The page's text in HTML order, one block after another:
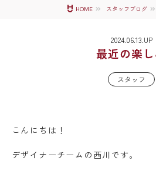
HOME スタッフブログ
2024.06.13.UP
最近の楽
スタッフ
こんにちは！
デザイナーチームの西川です。